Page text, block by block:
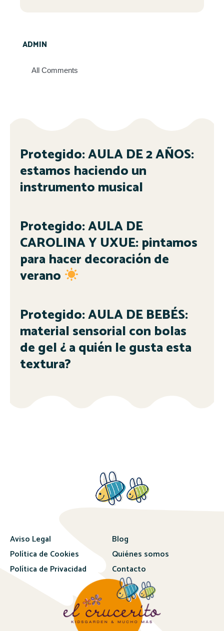
ADMIN
All Comments
Protegido: AULA DE 2 AÑOS:
estamos haciendo un
instrumento musical
Protegido: AULA DE
CAROLINA Y UXUE: pintamos
para hacer decoración de
verano
Protegido: AULA DE BEBÉS:
material sensorial con bolas
de gel ¿ a quién le gusta esta
textura?
Aviso Legal
Política de Cookies
Política de Privacidad
Blog
Quiénes somos
Contacto